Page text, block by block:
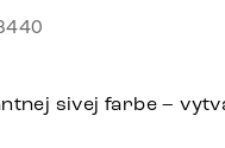
sivej farbe –